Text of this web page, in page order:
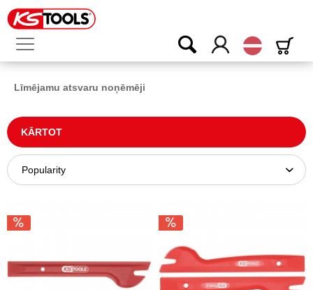
Latvijas
Līmējamu atsvaru noņēmēji
KĀRTOT